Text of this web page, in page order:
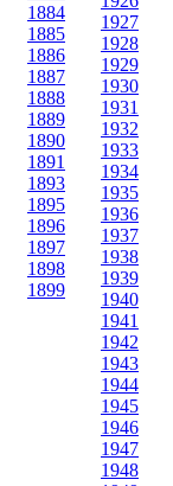
1884
1885
1886
1887
1888
1889
1890
1891
1893
1895
1896
1897
1898
1899
1927
1928
1929
1930
1931
1932
1933
1934
1935
1936
1937
1938
1939
1940
1941
1942
1943
1944
1945
1946
1947
1948